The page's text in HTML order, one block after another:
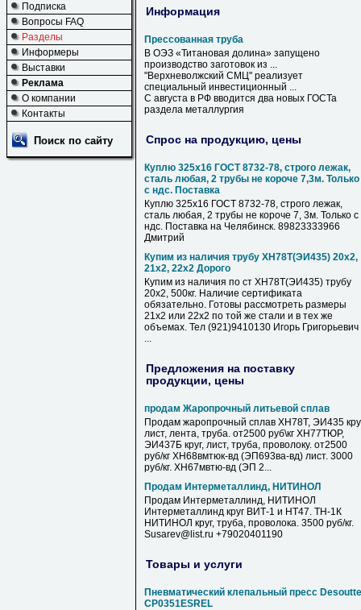
Подписка
Вопросы FAQ
Разделы
Информеры
Выставки
Реклама
О компании
Контакты
Поиск по сайту
Информация
Прессованная труба
В ОЭЗ «Титановая долина» запущено
производство заготовок из ...
"Верхневолжский СМЦ" реализует
специальный инвестиционный ...
С августа в РФ вводится два новых ГОСТа
раздела металлургия
Спрос на продукцию, цены
Куплю 325х16 ГОСТ 8732-78, строго лежак,
сталь любая, 2 трубы не короче 7,3м. Только
с ндс. Поставка
Куплю 325х16 ГОСТ 8732-78, строго лежак,
сталь любая, 2 трубы не короче 7, 3м. Только с
ндс. Поставка на Челябинск. 89823333966
Дмитрий
Купим из наличия трубу ХН78Т(ЭИ435) 20х2,
21х2, 22х2 Дорого
Купим из наличия по ст ХН78Т(ЭИ435) трубу
20х2, 500кг. Наличие сертификата
обязательно. Готовы рассмотреть размеры
21х2 или 22х2 по той же стали и в тех же
объемах. Тел (921)9410130 Игорь Григорьевич
...
Предложения на поставку
продукции, цены
продам Жаропрочный литьевой сплав
Продам жаропрочный сплав ХН78Т, ЭИ435
лист, лента, труба. от2500 руб\кг ХН77ТЮР,
ЭИ437Б круг, лист, труба, проволоку. от2500
руб/кг ХН68вмтюк-вд (ЭП693ва-вд) лист. 3000
руб/кг. ХН67мвтю-вд (ЭП 2...
Продам Интерметаллинд, НИТИНОЛ
Продам Интерметаллинд, НИТИНОЛ
Интерметаллинд круг ВИТ-1 и НТ47. ТН-1К
НИТИНОЛ круг, труба, проволока. 3500 руб/кг.
Susarev@list.ru +79020401190
Товары и услуги
Пневматический клепальный пресс
CP0351ESREL